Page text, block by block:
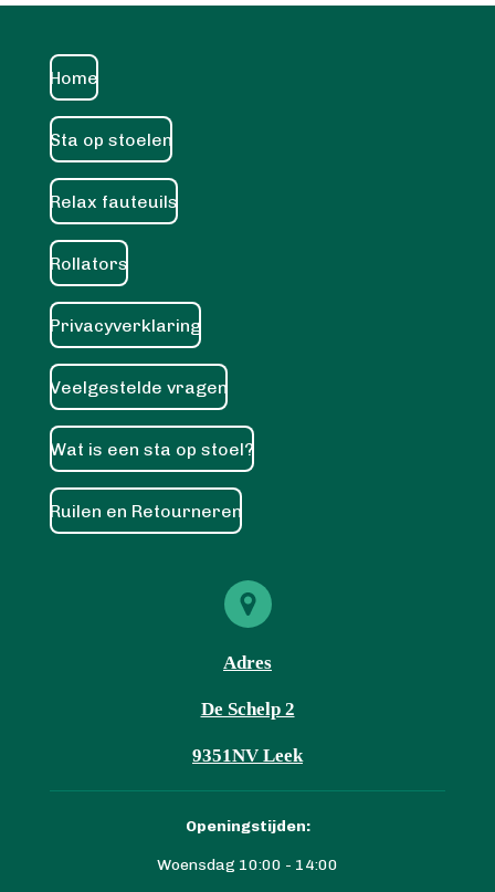
Home
Sta op stoelen
Relax fauteuils
Rollators
Privacyverklaring
Veelgestelde vragen
Wat is een sta op stoel?
Ruilen en Retourneren
Adres
De Schelp 2
9351NV Leek
Openingstijden:
Woensdag 10:00 - 14:00